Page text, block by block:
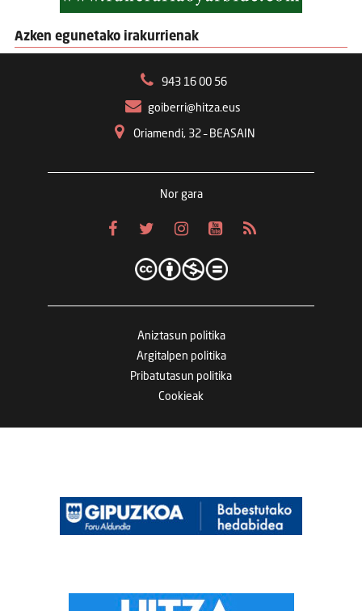
Azken egunetako irakurrienak
943 16 00 56
goiberri@hitza.eus
Oriamendi, 32 – BEASAIN
Nor gara
Aniztasun politika
Argitalpen politika
Pribatutasun politika
Cookieak